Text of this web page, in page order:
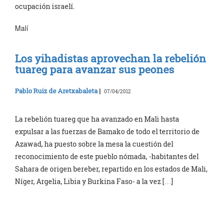
ocupación israelí.
Malí
Los yihadistas aprovechan la rebelión
tuareg para avanzar sus peones
Pablo Ruiz de Aretxabaleta | 07/04/2012
La rebelión tuareg que ha avanzado en Mali hasta
expulsar a las fuerzas de Bamako de todo el territorio de
Azawad, ha puesto sobre la mesa la cuestión del
reconocimiento de este pueblo nómada, -habitantes del
Sahara de origen bereber, repartido en los estados de Mali,
Níger, Argelia, Libia y Burkina Faso- a la vez […]